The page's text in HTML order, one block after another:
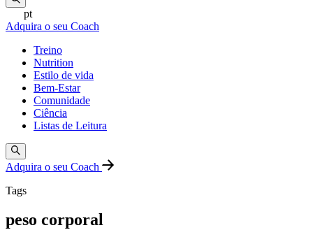
pt
Adquira o seu Coach
Treino
Nutrition
Estilo de vida
Bem-Estar
Comunidade
Ciência
Listas de Leitura
Adquira o seu Coach
Tags
peso corporal